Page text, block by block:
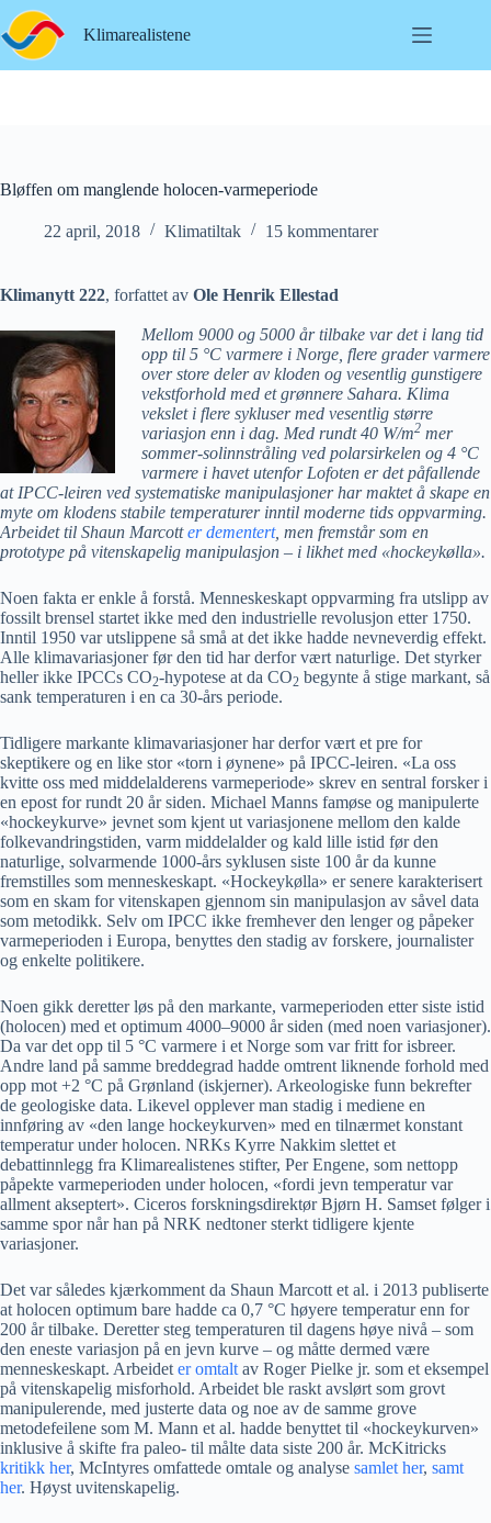
Hopp
til
innholdet
Klimarealistene
Bløffen om manglende holocen-varmeperiode
22 april, 2018 Klimatiltak 15 kommentarer
Klimanytt 222, forfattet av Ole Henrik Ellestad
Mellom 9000 og 5000 år tilbake var det i lang tid
opp til 5 °C varmere i Norge, flere grader varmere
over store deler av kloden og vesentlig gunstigere
vekstforhold med et grønnere Sahara. Klima
vekslet i flere sykluser med vesentlig større
variasjon enn i dag. Med rundt 40 W/m2 mer
sommer-solinnstråling ved polarsirkelen og 4 °C
varmere i havet utenfor Lofoten er det påfallende
at IPCC-leiren ved systematiske manipulasjoner har maktet å skape en
myte om klodens stabile temperaturer inntil moderne tids oppvarming.
Arbeidet til Shaun Marcotter dementert, men fremstår som en
prototype på vitenskapelig manipulasjon – i likhet med «hockeykølla».
Noen fakta er enkle å forstå. Menneskeskapt oppvarming fra utslipp av
fossilt brensel startet ikke med den industrielle revolusjon etter 1750.
Inntil 1950 var utslippene så små at det ikke hadde nevneverdig effekt.
Alle klimavariasjoner før den tid har derfor vært naturlige. Det styrker
heller ikke IPCCs CO2-hypotese at da CO2 begynte å stige markant, så
sank temperaturen i en ca 30-års periode.
Tidligere markante klimavariasjoner har derfor vært et pre for
skeptikere og en like stor «torn i øynene» på IPCC-leiren. «La oss
kvitte oss med middelalderens varmeperiode» skrev en sentral forsker i
en epost for rundt 20 år siden. Michael Manns famøse og manipulerte
«hockeykurve» jevnet som kjent ut variasjonene mellom den kalde
folkevandringstiden, varm middelalder og kald lille istid før den
naturlige, solvarmende 1000-års syklusen siste 100 år da kunne
fremstilles som menneskeskapt. «Hockeykølla» er senere karakterisert
som en skam for vitenskapen gjennom sin manipulasjon av såvel data
som metodikk. Selv om IPCC ikke fremhever den lenger og påpeker
varmeperioden i Europa, benyttes den stadig av forskere, journalister
og enkelte politikere.
Noen gikk deretter løs på den markante, varmeperioden etter siste istid
(holocen) med et optimum 4000–9000 år siden (med noen variasjoner).
Da var det opp til 5 °C varmere i et Norge som var fritt for isbreer.
Andre land på samme breddegrad hadde omtrent liknende forhold med
opp mot +2 °C på Grønland (iskjerner). Arkeologiske funn bekrefter
de geologiske data. Likevel opplever man stadig i mediene en
innføring av «den lange hockeykurven» med en tilnærmet konstant
temperatur under holocen. NRKs Kyrre Nakkim slettet et
debattinnlegg fra Klimarealistenes stifter, Per Engene, som nettopp
påpekte varmeperioden under holocen, «fordi jevn temperatur var
allment akseptert». Ciceros forskningsdirektør Bjørn H. Samset følger i
samme spor når han på NRK nedtoner sterkt tidligere kjente
variasjoner.
Det var således kjærkomment da Shaun Marcott et al. i 2013 publiserte
at holocen optimum bare hadde ca 0,7 °C høyere temperatur enn for
200 år tilbake. Deretter steg temperaturen til dagens høye nivå – som
den eneste variasjon på en jevn kurve – og måtte dermed være
menneskeskapt. Arbeidet er omtalt av Roger Pielke jr. som et eksempel
på vitenskapelig misforhold. Arbeidet ble raskt avslørt som grovt
manipulerende, med justerte data og noe av de samme grove
metodefeilene som M. Mann et al. hadde benyttet til «hockeykurven»
inklusive å skifte fra paleo- til målte data siste 200 år. McKitricks
kritikk her, McIntyres omfattede omtale og analyse samlet her, samt
her. Høyst uvitenskapelig.